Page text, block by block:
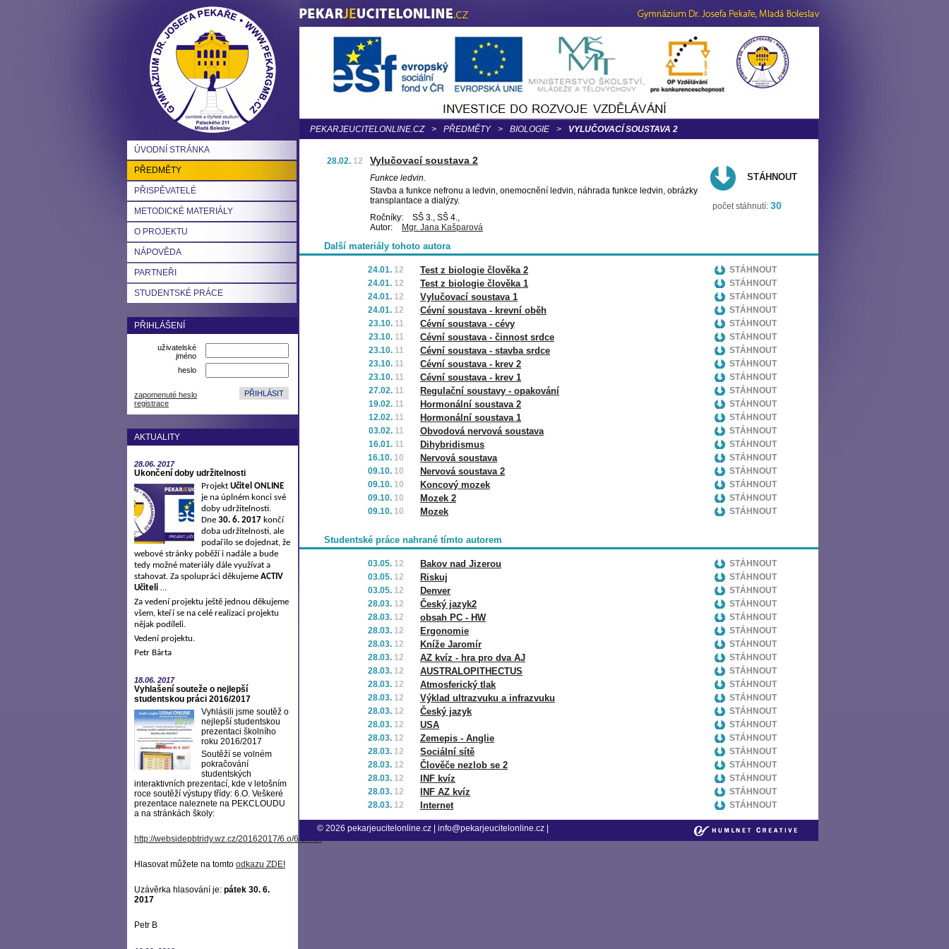
ÚVODNÍ STRÁNKA
PŘEDMĚTY
PŘISPĚVATELÉ
METODICKÉ MATERIÁLY
O PROJEKTU
NÁPOVĚDA
PARTNEŘI
STUDENTSKÉ PRÁCE
PŘIHLÁŠENÍ
uživatelské
jméno
heslo
zapomenuté heslo
registrace
AKTUALITY
28.06. 2017
Ukončení doby udržitelnosti
Projekt Učitel ONLINE
je na úplném konci své
doby udržitelnosti.
Dne 30. 6. 2017 končí
doba udržitelnosti, ale
podařilo se dojednat, že
webové stránky poběží i nadále a bude
tedy možné materiály dále využívat a
stahovat. Za spolupráci děkujeme ACTIV
Učiteli …
Za vedení projektu ještě jednou děkujeme
všem, kteří se na celé realizaci projektu
nějak podíleli.
Vedení projektu.
Petr Bárta
18.06. 2017
Vyhlašení souteže o nejlepší
studentskou práci 2016/2017
Vyhlásili jsme soutěž o
nejlepší studentskou
prezentaci školního
roku 2016/2017
Soutěží se volném
pokračování
studentských
interaktivních prezentací, kde v letošním
roce soutěží výstupy třídy: 6.O. Veškeré
prezentace naleznete na PEKCLOUDU
a na stránkách školy:
http://websidepbtridy.wz.cz/20162017/6.o/6.o.htm
Hlasovat můžete na tomto odkazu ZDE!
Uzávěrka hlasování je: pátek 30. 6.
2017
Petr B
PEKARJEUCITELONLINE.CZ > PŘEDMĚTY > BIOLOGIE > VYLUČOVACÍ SOUSTAVA 2
28.02. 12 Vylučovací soustava 2
Funkce ledvin.
Stavba a funkce nefronu a ledvin, onemocnění ledvin, náhrada funkce ledvin, obrázky
transplantace a dialýzy.
Ročníky:
SŠ 3., SŠ 4.,
Autor:
Mgr. Jana Kašparová
STÁHNOUT
počet stáhnutí: 30
Další materiály tohoto autora
24.01. 12 Test z biologie člověka 2
STÁHNOUT
24.01. 12 Test z biologie člověka 1
STÁHNOUT
24.01. 12 Vylučovací soustava 1
STÁHNOUT
24.01. 12 Cévní soustava - krevní oběh
STÁHNOUT
23.10. 11 Cévní soustava - cévy
STÁHNOUT
23.10. 11 Cévní soustava - činnost srdce
STÁHNOUT
23.10. 11 Cévní soustava - stavba srdce
STÁHNOUT
23.10. 11 Cévní soustava - krev 2
STÁHNOUT
23.10. 11 Cévní soustava - krev 1
STÁHNOUT
27.02. 11 Regulační soustavy - opakování
STÁHNOUT
19.02. 11 Hormonální soustava 2
STÁHNOUT
12.02. 11 Hormonální soustava 1
STÁHNOUT
03.02. 11 Obvodová nervová soustava
STÁHNOUT
16.01. 11 Dihybridismus
STÁHNOUT
16.10. 10 Nervová soustava
STÁHNOUT
09.10. 10 Nervová soustava 2
STÁHNOUT
09.10. 10 Koncový mozek
STÁHNOUT
09.10. 10 Mozek 2
STÁHNOUT
09.10. 10 Mozek STÁHNOUT
Studentské práce nahrané tímto autorem
03.05. 12 Bakov nad Jizerou
STÁHNOUT
03.05. 12 Riskuj
STÁHNOUT
03.05. 12 Denver
STÁHNOUT
28.03. 12 Český jazyk2
STÁHNOUT
28.03. 12 obsah PC - HW
STÁHNOUT
28.03. 12 Ergonomie
STÁHNOUT
28.03. 12 Kníže Jaromír
STÁHNOUT
28.03. 12 AZ kvíz - hra pro dva AJ
STÁHNOUT
28.03. 12 AUSTRALOPITHECTUS
STÁHNOUT
28.03. 12 Atmosferický tlak
STÁHNOUT
28.03. 12 Výklad ultrazvuku a infrazvuku
STÁHNOUT
28.03. 12 Český jazyk
STÁHNOUT
28.03. 12 USA
STÁHNOUT
28.03. 12 Zemepis - Anglie
STÁHNOUT
28.03. 12 Sociální sítě
STÁHNOUT
28.03. 12 Člověče nezlob se 2
STÁHNOUT
28.03. 12 INF kvíz
STÁHNOUT
28.03. 12 INF AZ kvíz
STÁHNOUT
28.03. 12 Internet STÁHNOUT
© 2026 pekarjeucitelonline.cz info@pekarjeucitelonline.cz